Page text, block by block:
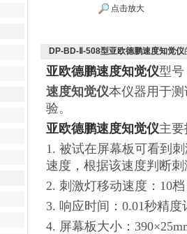
点击放大
DP-BD-Ⅱ-508型亚欧德鹏速度知觉仪
亚欧德鹏速度知觉仪型号
速度知觉仪本仪器用于
验。
亚欧德鹏速度知觉仪主
1. 被试在屏幕板可看到
速度，根据该速度判断
2. 刺激灯移动速度：10档
3. 响应时间：0.01秒精度
4. 屏幕板大小：